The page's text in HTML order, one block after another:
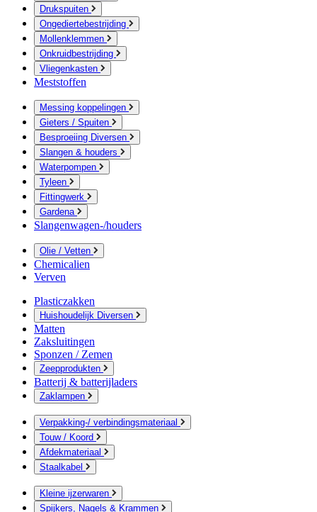
Drukspuiten
Ongediertebestrijding
Mollenklemmen
Onkruidbestrijding
Vliegenkasten
Meststoffen
Messing koppelingen
Gieters / Spuiten
Besproeiing Diversen
Slangen & houders
Waterpompen
Tyleen
Fittingwerk
Gardena
Slangenwagen-/houders
Olie / Vetten
Chemicalien
Verven
Plasticzakken
Huishoudelijk Diversen
Matten
Zaksluitingen
Sponzen / Zemen
Zeepprodukten
Batterij & batterijladers
Zaklampen
Verpakking-/ verbindingsmateriaal
Touw / Koord
Afdekmateriaal
Staalkabel
Kleine ijzerwaren
Spijkers, Nagels & Krammen